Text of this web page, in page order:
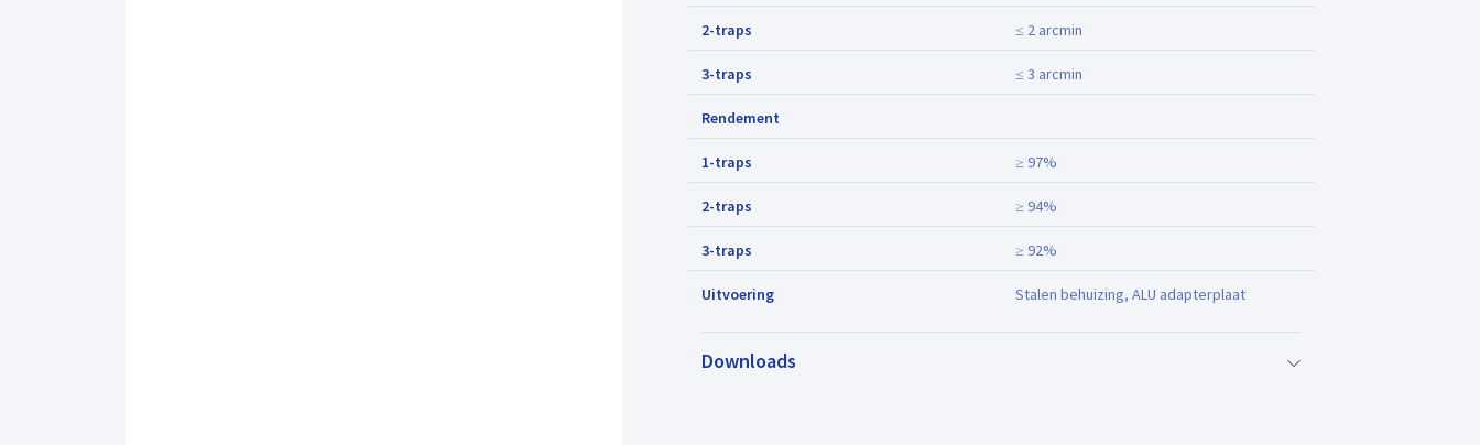
2-traps ≤ 2 arcmin
3-traps ≤ 3 arcmin
Rendement
1-traps ≥ 97%
2-traps ≥ 94%
3-traps ≥ 92%
Uitvoering Stalen behuizing, ALU adapterplaat
Downloads